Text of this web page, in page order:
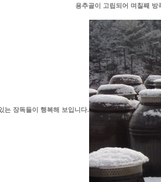
용추골이 고립되어 며칠째 방
는 장독들이 행복해 보입니다.